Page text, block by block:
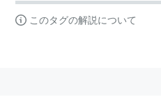
このタグの解説について